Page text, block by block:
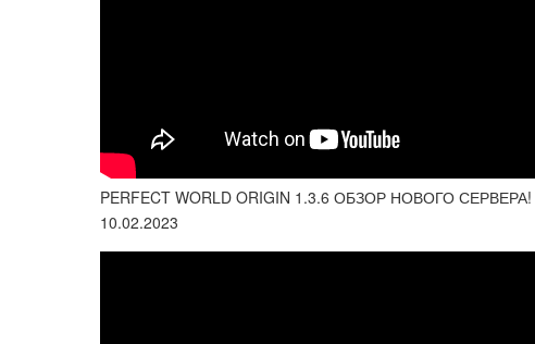
PERFECT WORLD ORIGIN 1.3.6 ОБЗОР НОВОГО
10.02.2023